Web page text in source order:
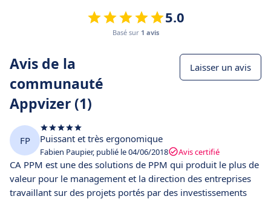
5.0
Basé sur 1 avis
Avis de la
communauté
Appvizer (1)
Laisser un avis
FP Puissant et très ergonomique
Fabien Paupier, publié le 04/06/2018 Avis certifié
CA PPM est une des solutions de PPM qui produit le plus de
valeur pour le management et la direction des entreprises
travaillant sur des projets portés par des investissements